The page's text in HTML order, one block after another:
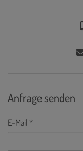
Anfrage senden
E-Mail